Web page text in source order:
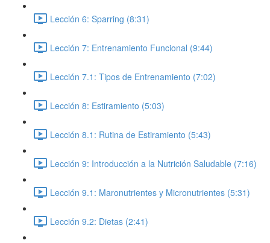
Lección 6: Sparring (8:31)
Lección 7: Entrenamiento Funcional (9:44)
Lección 7.1: Tipos de Entrenamiento (7:02)
Lección 8: Estiramiento (5:03)
Lección 8.1: Rutina de Estiramiento (5:43)
Lección 9: Introducción a la Nutrición Saludable (7:16)
Lección 9.1: Maronutrientes y Micronutrientes (5:31)
Lección 9.2: Dietas (2:41)